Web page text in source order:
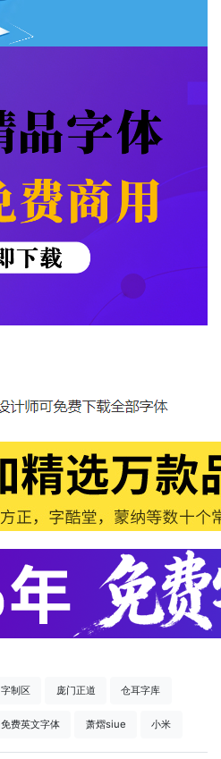
字制区 庞门正道 仓耳字库
免费英文字体 萧熠siue 小米